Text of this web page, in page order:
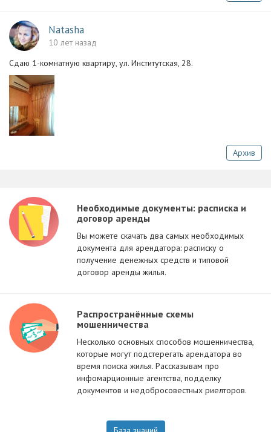
Natasha
10 лет назад
Сдаю 1-комнатную квартиру, ул. Институтская, 28.
Архив
Необходимые документы: расписка и
договор аренды
Вы можете скачать два самых необходимых
документа для арендатора: расписку о
получение денежных средств и типовой
договор аренды жилья.
Распространённые схемы
мошенничества
Несколько основных способов мошенничества,
которые могут подстерегать арендатора во
время поиска жилья. Рассказывам про
инфомарционные агентства, подделку
документов и недобросовестных риелторов.